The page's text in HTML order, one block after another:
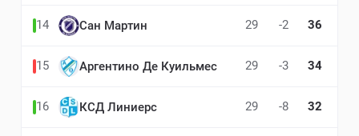
14 Сан Мартин 29 -2 36
15 Аргентино Де Куильмес 29 -3 34
16 КСД Линиерс 29 -8 32